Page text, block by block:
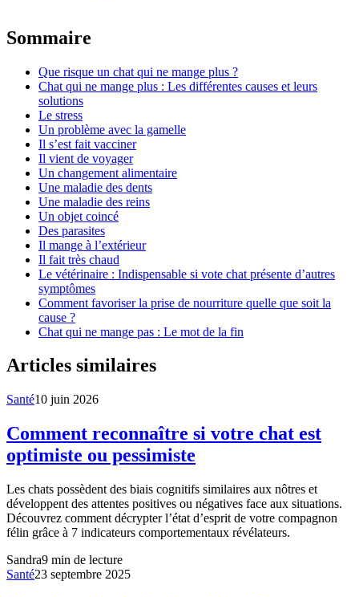
Sommaire
Que risque un chat qui ne mange plus ?
Chat qui ne mange plus : Les différentes causes et leurs
solutions
Le stress
Un problème avec la gamelle
Il s’est fait vacciner
Il vient de voyager
Un changement alimentaire
Une maladie des dents
Une maladie des reins
Un objet coincé
Des parasites
Il mange à l’extérieur
Il fait très chaud
Le vétérinaire : Indispensable si vote chat présente d’autres
symptômes
Comment favoriser la prise de nourriture quelle que soit la
cause ?
Chat qui ne mange pas : Le mot de la fin
Articles similaires
Santé10 juin 2026
Comment reconnaître si votre chat est
optimiste ou pessimiste
Les chats possèdent des biais cognitifs similaires aux nôtres et
développent des attentes positives ou négatives face aux situations.
Découvrez comment décrypter l’état d’esprit de votre compagnon
félin grâce à 7 indicateurs comportementaux révélateurs.
Sandra9 min de lecture
Santé23 septembre 2025